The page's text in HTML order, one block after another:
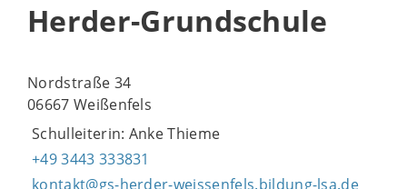
Herder-Grundschule
Nordstraße 34
06667 Weißenfels
Schulleiterin: Anke Thieme
+49 3443 333831
kontakt@gs-herder-weissenfels.bildung-lsa.de